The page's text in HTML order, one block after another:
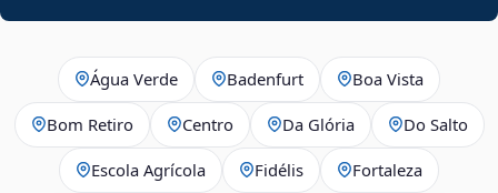
Água Verde Badenfurt Boa Vista
Bom Retiro Centro Da Glória Do Salto
Escola Agrícola Fidélis Fortaleza